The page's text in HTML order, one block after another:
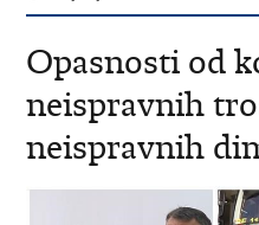
Opasnosti od
neispravnih
neispravnih